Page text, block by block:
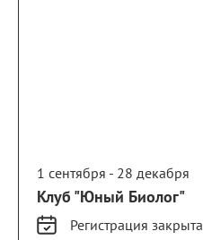
1 сентября - 28 декабря
Клуб "Юный Биолог"
Регистрация закрыта